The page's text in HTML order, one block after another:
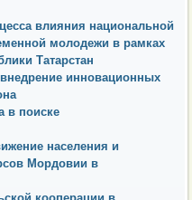
влияния национальной
молодежи в рамках
Татарстан
инновационных
в поиске
населения и
Мордовии в
кооперации в